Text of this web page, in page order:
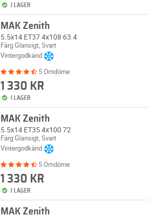
I LAGER
MAK Zenith
5.5x14 ET37 4x108 63.4
Färg Glansigt, Svart
Vintergodkänd
5 Omdöme
1 330 KR
I LAGER
MAK Zenith
5.5x14 ET35 4x100 72
Färg Glansigt, Svart
Vintergodkänd
5 Omdöme
1 330 KR
I LAGER
MAK Zenith